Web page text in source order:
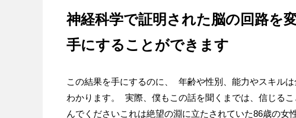
神経科学で証明された脳の回路を
手にすることができます
この結果を手にするのに、 年齢や性別、能力やスキル
わかります。 実際、僕もこの話を聞くまでは、信じる
んでくださいこれは絶望の淵に立たされていた86歳の